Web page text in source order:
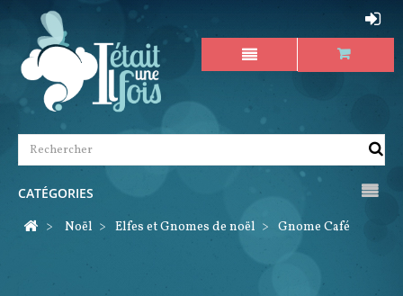
CATÉGORIES
>
Noël > Elfes et Gnomes de noël > Gnome Café